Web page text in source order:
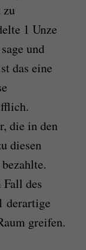
1 Unze
und
das eine
die in den
diesen
Fall des
derartige
greifen.